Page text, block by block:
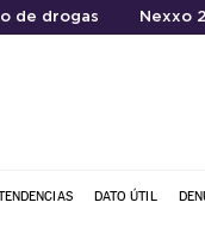
de drogas Nexxo
DATO ÚTIL